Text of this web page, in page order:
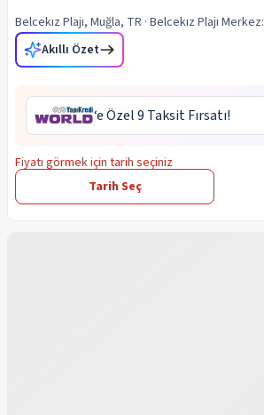
Belcekız Plajı, Muğla, TR · Belcekız Plajı Merkez:
Akıllı Özet
‘e Özel 9 Taksit Fırsatı!
Fiyatı görmek için tarih seçiniz
Tarih Seç